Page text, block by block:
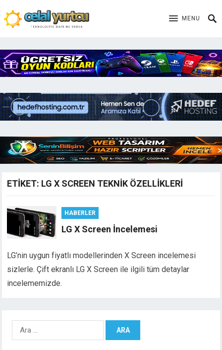
MENU
ETIKET: LG X SCREEN TEKNIK ÖZELLIKLERI
HABERLER
LG X Screen İncelemesi
LG’nin uygun fiyatlı modellerinden X Screen incelemesi
sizlerle. Çift ekranlı LG X Screen ile ilgili tüm detaylar
incelememizde.
Arama: